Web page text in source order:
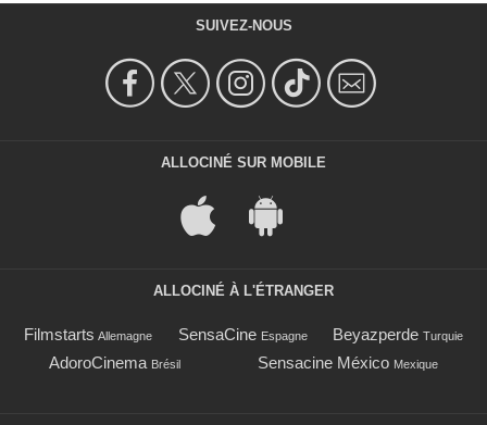
SUIVEZ-NOUS
ALLOCINÉ SUR MOBILE
ALLOCINÉ À L'ÉTRANGER
Filmstarts Allemagne SensaCine Espagne Beyazperde Turquie
AdoroCinema Brésil Sensacine México Mexique